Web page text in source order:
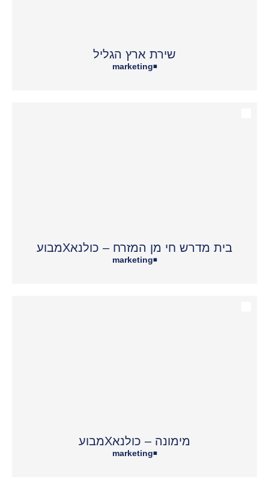
שירת ארץ הגליל
•
marketing
בית מדרש חי מן המזרח – כולנאXמבוע
•
marketing
מימונה – כולנאXמבוע
•
marketing